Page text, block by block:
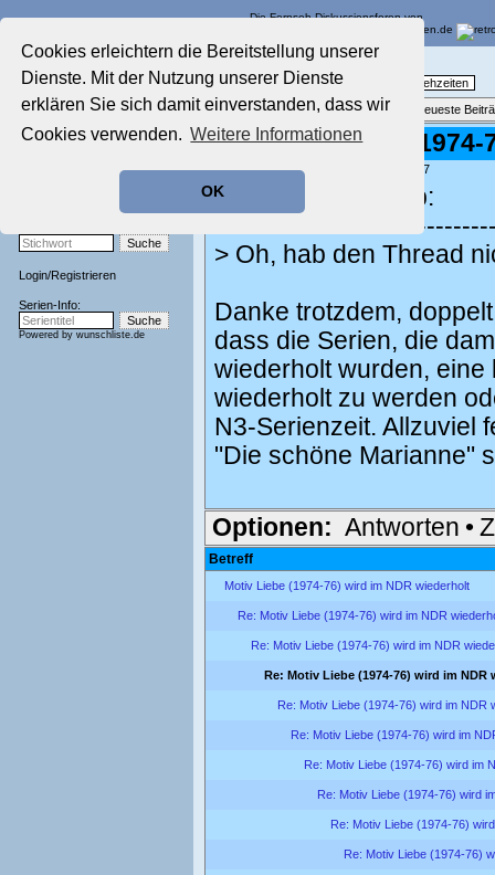
Cookies erleichtern die Bereitstellung unserer
Dienste. Mit der Nutzung unserer Dienste
erklären Sie sich damit einverstanden, dass wir
Cookies verwenden. Weitere Informationen
OK
Die Fernseh-Diskussionsforen von
Aktuelles Forum
Nostalgieecke
Der Werbeblock
Login/Registrieren
Serien-Info:
Powered by wunschliste.de
TV-Erinnerungen an gute, alte Fernsehzeiten
Themenübersicht • Neues Thema Neueste
Re: Motiv Liebe
geschrieben von: , 11.04.24 23:17
Tim Frazer schrieb:
> Oh, hab den Thread
Danke trotzdem,
dass die Serien, die
wiederholt wurden,
wiederholt zu werden
N3-Serienzeit. Allzuviel
"Die schöne Marianne"
Optionen: Antworten •
Betreff
Motiv Liebe (1974-76) wird im NDR wiederholt
Re: Motiv Liebe (1974-76) wird im NDR
Re: Motiv Liebe (1974-76) wird im NDR
Re: Motiv Liebe (1974-76) wird im NDR
Re: Motiv Liebe (1974-76) wird im NDR
Re: Motiv Liebe (1974-76) wird im
Re: Motiv Liebe (1974-76) wird im
Re: Motiv Liebe (1974-76) wird
Re: Motiv Liebe (1974-76)
Re: Motiv Liebe (1974-76)